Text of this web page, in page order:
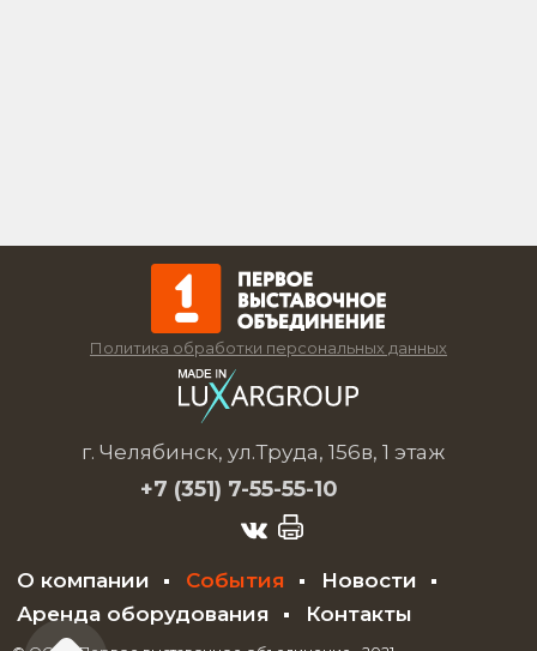
Политика обработки персональных данных
г. Челябинск, ул.Труда, 156в, 1 этаж
+7 (351) 7-55-55-10
О компании События
Новости
Аренда оборудования
Контакты